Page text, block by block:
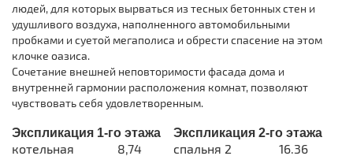
людей, для которых вырваться из тесных бетонных стен и
удушливого воздуха, наполненного автомобильными
пробками и суетой мегаполиса и обрести спасение на этом
клочке оазиса.
Сочетание внешней неповторимости фасада дома и
внутренней гармонии расположения комнат, позволяют
чувствовать себя удовлетворенным.
Экспликация 1-го этажа Экспликация 2-го этажа
котельная
8,74
спальня 2
16.36